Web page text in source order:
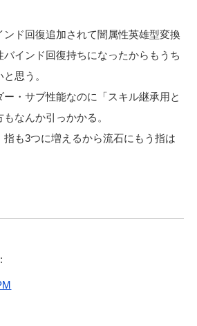
ンド回復追加されて闇属性英雄型変換
インド回復持ちになったからもうち
思う。
ー・サブ性能なのに「スキル継承用と
なんか引っかかる。
も3つに増えるから流石にもう指は